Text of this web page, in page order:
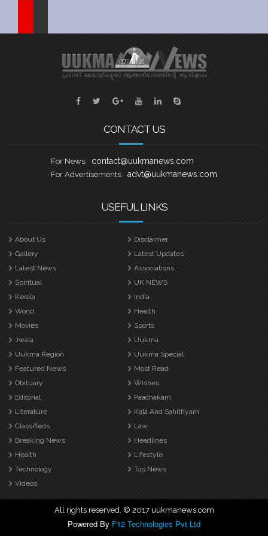
CONTACT US
For News: contact@uukmanews.com
For Advertisements: advt@uukmanews.com
USEFUL LINKS
About Us
Disclaimer
Gallery
Latest Updates
Latest News
Associations
Spiritual
UK NEWS
Kerala
India
World
Health
Movies
Sports
Jwala
Uukma
Uukma Region
Uukma Special
Featured News
Most Read
Obituary
Wishes
Editorial
Paachakam
Literature
Kala And Sahithyam
Classifieds
Law
Breaking News
Headlines
Health
Lifestyle
Technology
Top News
Videos
All rights reserved. © 2017 uukmanews.com
Powered By F12 Technologies Pvt Ltd